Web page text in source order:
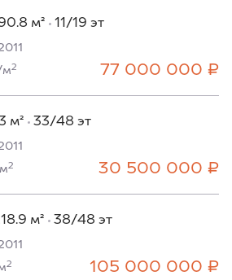
м² 11/19 эт
77 000 000 ₽
м 2
м² 33/48 эт
30 500 000 ₽
2
м² 38/48 эт
105 000 000 ₽
2